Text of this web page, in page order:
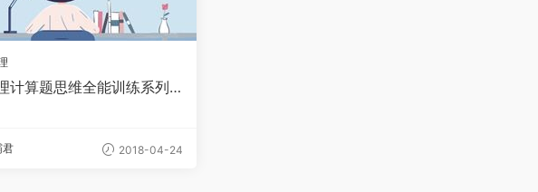
计算题思维全能训练系列
君 2018-04-24